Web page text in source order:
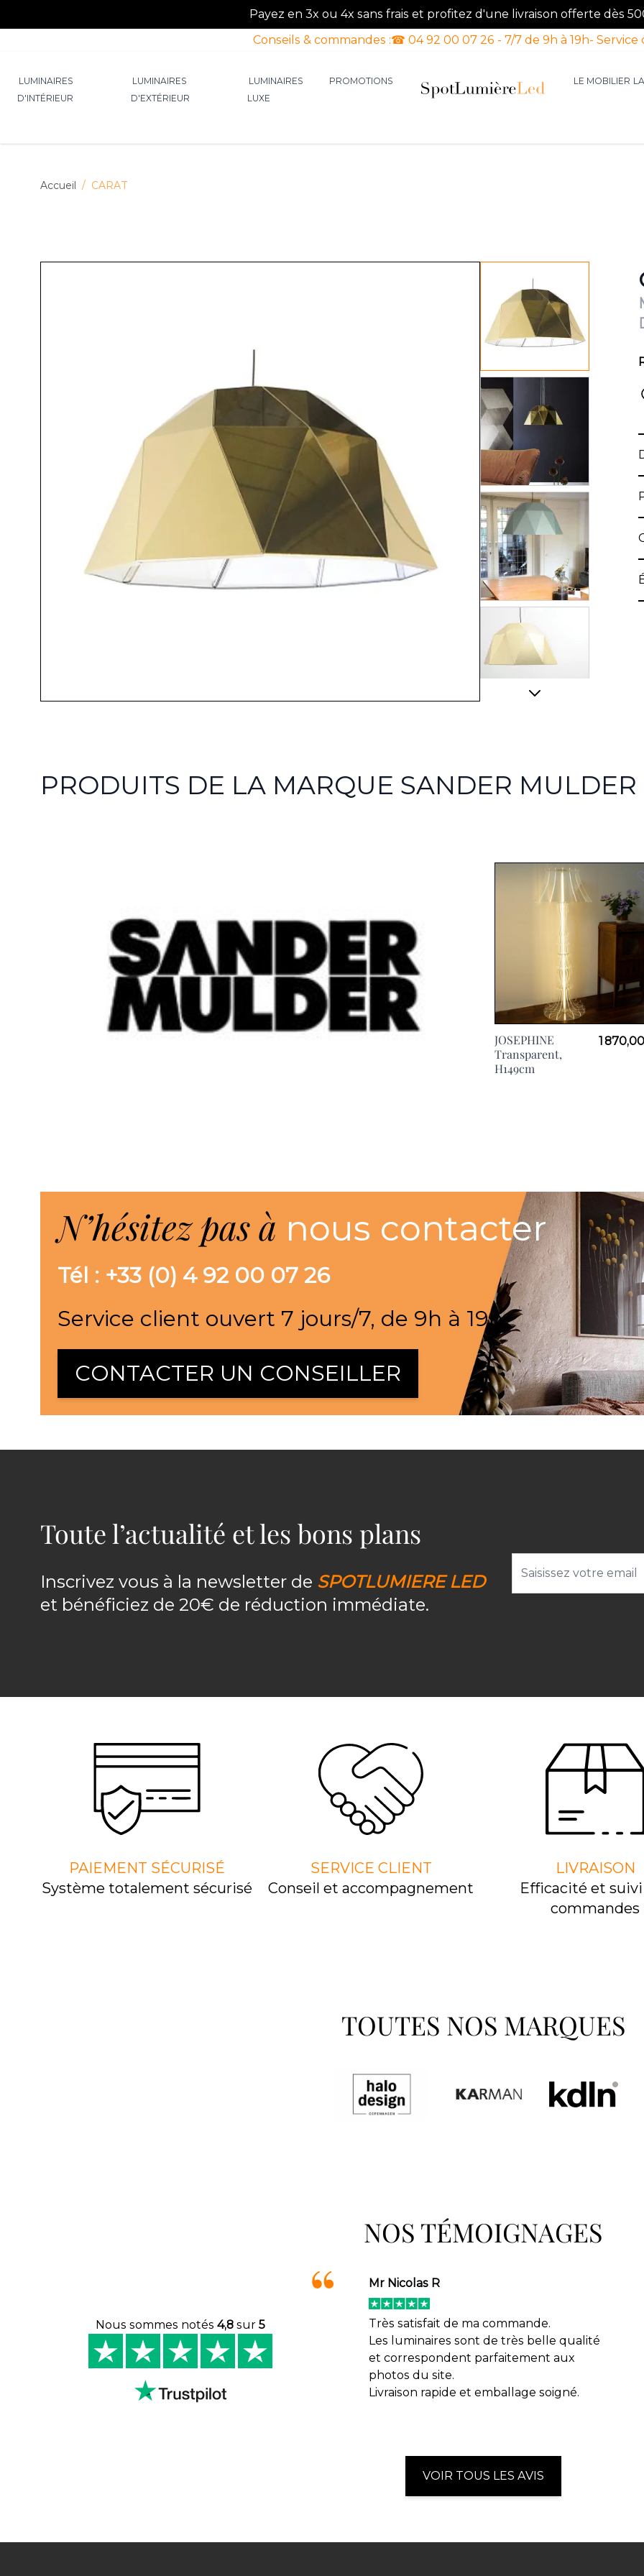
Payez en 3x ou 4x sans frais et profitez d'une livraison offerte dès
Conseils & commandes :☎ 04 92 00 07 26 - 7/7 de 9h à 19h-
LUMINAIRES
D'INTÉRIEUR
LUMINAIRES
D'EXTÉRIEUR
LUMINAIRES
LUXE
PROMOTIONS LE MOBILIER
Accueil / CARAT
View larger image
View larger image
View larger image
View larger image
View larger image
PRODUITS DE LA MARQUE SANDER MULDER
JOSEPHINE
Transparent,
H149cm
1
N’hésitez pas à nous contacter
Tél : +33 (0) 4 92 00 07 26
Service client ouvert 7 jours/7, de 9h à 19h
CONTACTER UN CONSEILLER
Toute l’actualité et les bons plans
Inscrivez vous à la newsletter de SPOTLUMIERE LED
et bénéficiez de 20€ de réduction immédiate.
PAIEMENT SÉCURISÉ
Système totalement sécurisé
SERVICE CLIENT
Conseil et accompagnement
LIVRAISON
Efﬁcacité et
commandes
TOUTES NOS MARQUES
NOS TÉMOIGNAGES
Nous sommes notés 4,8sur 5
Mr Nicolas R
Très satisfait de ma commande.
Les luminaires sont de très belle qualité
et correspondent parfaitement aux
photos du site.
Livraison rapide et emballage soigné.
VOIR TOUS LES AVIS